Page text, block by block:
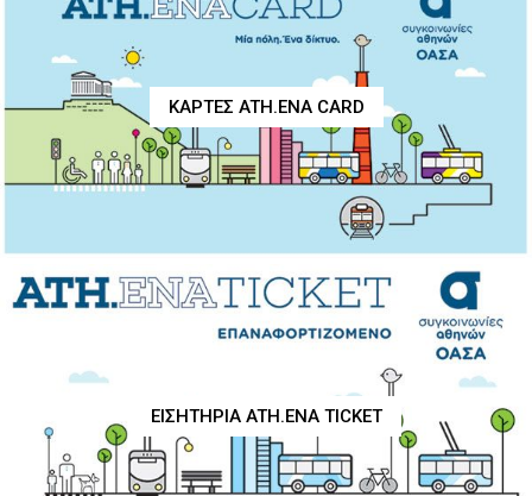
ΚΑΡΤΕΣ ATH.ENA CARD
ΕΙΣΗΤΗΡΙΑ ATH.ENA TICKET